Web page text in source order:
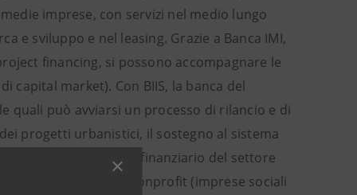
imprese, con servizi nel medio lungo
e sviluppo e nel leasing. Grazie a Banca IMI,
financing, si possono accompagnare le
capital market). Con BIIS, la banca del
quali può avviarsi un processo di rilancio e di
progetti urbanistici, il sostegno al sistema
all’equilibrio finanziario del settore
al mondo del nonprofit (imprese sociali